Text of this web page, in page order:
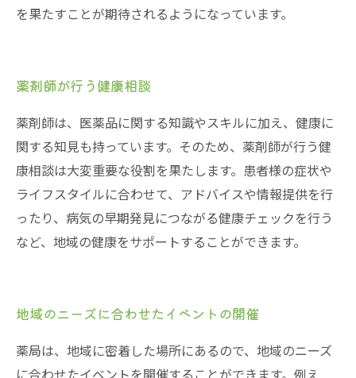
を果たすことが期待されるようになっています。
薬剤師が行う健康相談
薬剤師は、医薬品に関する知識やスキルに加え、健康に
関する知見も持っています。そのため、薬剤師が行う健
康相談は大変重要な役割を果たします。患者様の症状や
ライフスタイルに合わせて、アドバイスや情報提供を行
ったり、病気の早期発見につながる健康チェックを行う
など、地域の健康をサポートすることができます。
地域のニーズに合わせたイベントの開催
薬局は、地域に密着した場所にあるので、地域のニーズ
に合わせたイベントを開催することができます。例え